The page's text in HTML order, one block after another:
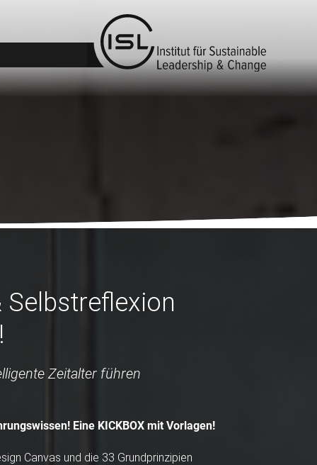
Selbstreflexion
Zeitalter führen
Eine KICKBOX mit Vorlagen!
Canvas und die 33 Grundprinzipien